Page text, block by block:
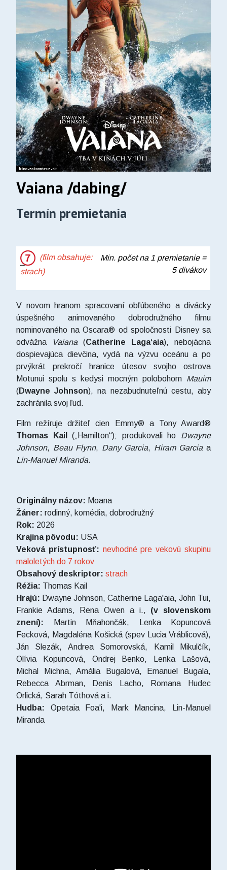
Vaiana /dabing/
Termín premietania
(film obsahuje:
strach)
Min. počet na 1 premietanie =
5 divákov
V novom hranom spracovaní obľúbeného a divácky
úspešného animovaného dobrodružného filmu
nominovaného na Oscara® od spoločnosti Disney sa
odvážna
Vaiana (Catherine Lagaʻaia), nebojácna
dospievajúca dievčina, vydá na výzvu oceánu a po
prvýkrát prekročí hranice útesov svojho ostrova
Motunui spolu s kedysi mocným polobohom Mauim
(Dwayne Johnson), na nezabudnuteľnú cestu, aby
zachránila svoj ľud.
Film režíruje držiteľ cien Emmy® a Tony Award®
Thomas Kail
(„Hamilton“); produkovali ho Dwayne
Johnson, Beau Flynn, Dany Garcia, Hiram Garciaa
Lin-Manuel Miranda.
Originálny názov: Moana
Žáner: rodinný, komédia, dobrodružný
Rok: 2026
Krajina pôvodu: USA
Veková prístupnosť: nevhodné pre vekovú skupinu
maloletých do 7 rokov
Obsahový deskriptor: strach
Réžia: Thomas Kail
Hrajú: Dwayne Johnson, Catherine Laga'aia, John Tui,
Frankie Adams, Rena Owen a i., (v slovenskom
znení):
Martin Mňahončák, Lenka Kopuncová
Fecková, Magdaléna Košická (spev Lucia Vráblicová),
Ján Slezák, Andrea Somorovská, Kamil Mikulčík,
Olívia Kopuncová, Ondrej Benko, Lenka Lašová,
Michal Michna, Amália Bugalová, Emanuel Bugala,
Rebecca Abrman, Denis Lacho, Romana Hudec
Orlická, Sarah Tóthová a i.
Hudba: Opetaia Foa'i, Mark Mancina, Lin-Manuel
Miranda